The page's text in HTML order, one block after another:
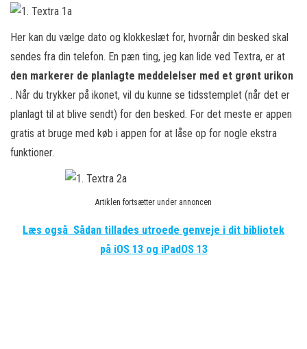
Her kan du vælge dato og klokkeslæt for, hvornår din besked skal
sendes fra din telefon. En pæn ting, jeg kan lide ved Textra, er at
den markerer de planlagte meddelelser med et grønt urikon
. Når du trykker på ikonet, vil du kunne se tidsstemplet (når det er
planlagt til at blive sendt) for den besked. For det meste er appen
gratis at bruge med køb i appen for at låse op for nogle ekstra
funktioner.
Artiklen fortsætter under annoncen
Læs også Sådan tillades utroede genveje i dit bibliotek
på iOS 13 og iPadOS 13